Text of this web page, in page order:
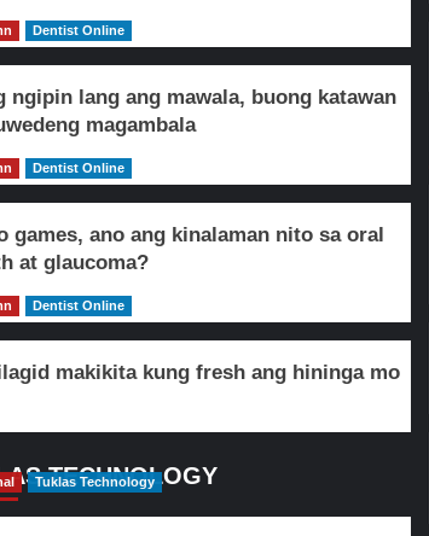
Dentist Online
ngipin lang ang mawala, buong katawan
magambala
Dentist Online
games, ano ang kinalaman nito sa oral
at glaucoma?
Dentist Online
makikita kung fresh ang hininga mo
TECHNOLOGY
Tuklas Technology